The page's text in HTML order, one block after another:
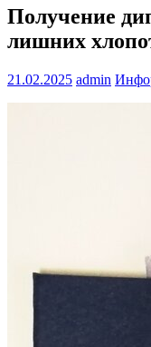
Получение
лишних
21.02.2025 admin